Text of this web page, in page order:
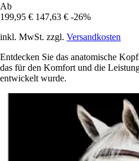
Ab
199,95 € 147,63 € -26%
inkl. MwSt. zzgl. Versandkosten
Entdecken Sie das anatomische
das für den Komfort und die
entwickelt wurde.